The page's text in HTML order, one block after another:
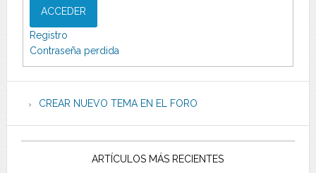
ACCEDER
Registro
Contraseña perdida
CREAR NUEVO TEMA EN EL FORO
ARTÍCULOS MÁS RECIENTES